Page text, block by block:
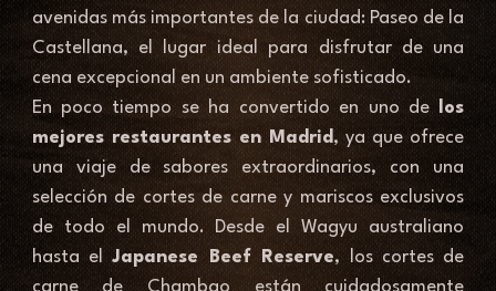
avenidas más importantes de la ciudad: Paseo de la
Castellana, el lugar ideal para disfrutar de una
cena excepcional en un ambiente sofisticado.
En poco tiempo se ha convertido en uno de
los
mejores restaurantes en Madrid , ya que ofrece
una viaje de sabores extraordinarios, con una
selección de cortes de carne y mariscos exclusivos
de todo el mundo. Desde el Wagyu australiano
hasta el Japanese Beef Reserve, los cortes de